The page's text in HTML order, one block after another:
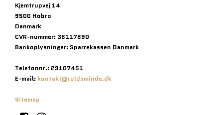
Kjemtrupvej 14
9500 Hobro
Danmark
CVR-nummer: 38117890
Bankoplysninger: Sparrekassen Danmark
Telefonnr.: 29107451
E-mail: kontakt@roldsminde.dk
Sitemap